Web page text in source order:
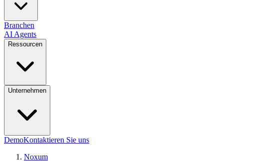
Branchen
AI Agents
Ressourcen
Unternehmen
DemoKontaktieren Sie uns
Noxum